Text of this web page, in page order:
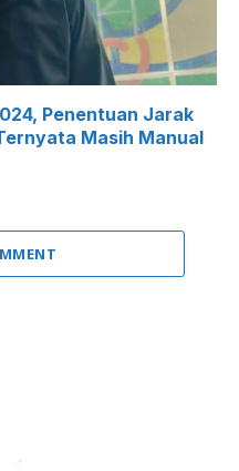
Penentuan Jarak
Masih Manual